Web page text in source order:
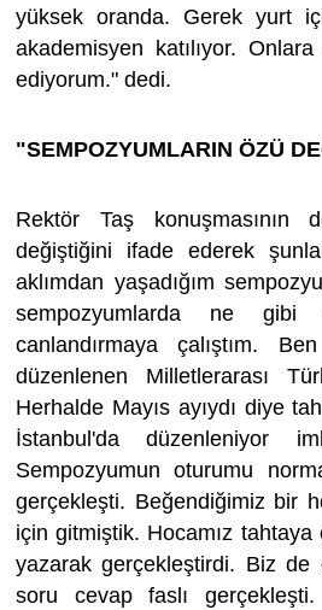
yüksek oranda. Gerek yurt
akademisyen katılıyor.
ediyorum." dedi.
"SEMPOZYUMLARIN ÖZÜ
Rektör Taş konuşmasının
değiştiğini ifade ederek
aklımdan yaşadığım
sempozyumlarda ne gibi
canlandırmaya çalıştım.
düzenlenen Milletlerarası
Herhalde Mayıs ayıydı diye
İstanbul'da düzenleniyor
Sempozyumun oturumu
gerçekleşti. Beğendiğimiz bir
için gitmiştik. Hocamız
yazarak gerçekleştirdi. Biz de
soru cevap faslı